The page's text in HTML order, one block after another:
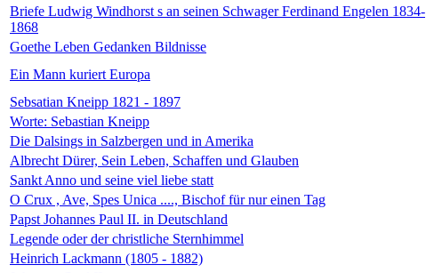
Briefe Ludwig Windhorst s an seinen Schwager Ferdinand Engelen 1834-
1868
Goethe Leben Gedanken Bildnisse
Ein Mann kuriert Europa
Sebsatian Kneipp 1821 - 1897
Worte: Sebastian Kneipp
Die Dalsings in Salzbergen und in Amerika
Albrecht Dürer, Sein Leben, Schaffen und Glauben
Sankt Anno und seine viel liebe statt
O Crux , Ave, Spes Unica ...., Bischof für nur einen Tag
Papst Johannes Paul II. in Deutschland
Legende oder der christliche Sternhimmel
Heinrich Lackmann (1805 - 1882)